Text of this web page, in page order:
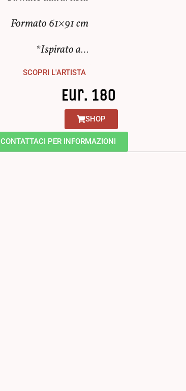
Formato 61×91 cm
*Ispirato a…
SCOPRI L'ARTISTA
Eur. 180
SHOP
CONTATTACI PER INFORMAZIONI